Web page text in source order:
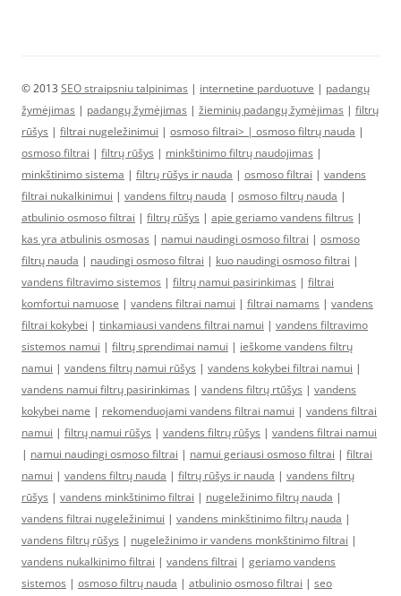
© 2013 SEO straipsniu talpinimas | internetine parduotuve | padangų
žymėjimas | padangų žymėjimas | žieminių padangų žymėjimas | filtrų
rūšys | filtrai nugeležinimui | osmoso filtrai> | osmoso filtrų nauda |
osmoso filtrai | filtrų rūšys | minkštinimo filtrų naudojimas |
minkštinimo sistema | filtrų rūšys ir nauda | osmoso filtrai | vandens
filtrai nukalkinimui | vandens filtrų nauda | osmoso filtrų nauda |
atbulinio osmoso filtrai | filtrų rūšys | apie geriamo vandens filtrus |
kas yra atbulinis osmosas | namui naudingi osmoso filtrai | osmoso
filtrų nauda | naudingi osmoso filtrai | kuo naudingi osmoso filtrai |
vandens filtravimo sistemos | filtrų namui pasirinkimas | filtrai
komfortui namuose | vandens filtrai namui | filtrai namams | vandens
filtrai kokybei | tinkamiausi vandens filtrai namui | vandens filtravimo
sistemos namui | filtrų sprendimai namui | ieškome vandens filtrų
namui | vandens filtrų namui rūšys | vandens kokybei filtrai namui |
vandens namui filtrų pasirinkimas | vandens filtrų rtūšys | vandens
kokybei name | rekomenduojami vandens filtrai namui | vandens filtrai
namui | filtrų namui rūšys | vandens filtrų rūšys | vandens filtrai namui
| namui naudingi osmoso filtrai | namui geriausi osmoso filtrai | filtrai
namui | vandens filtrų nauda | filtrų rūšys ir nauda | vandens filtrų
rūšys | vandens minkštinimo filtrai | nugeležinimo filtrų nauda |
vandens filtrai nugeležinimui | vandens minkštinimo filtrų nauda |
vandens filtrų rūšys | nugeležinimo ir vandens monkštinimo filtrai |
vandens nukalkinimo filtrai | vandens filtrai | geriamo vandens
sistemos | osmoso filtrų nauda | atbulinio osmoso filtrai | seo